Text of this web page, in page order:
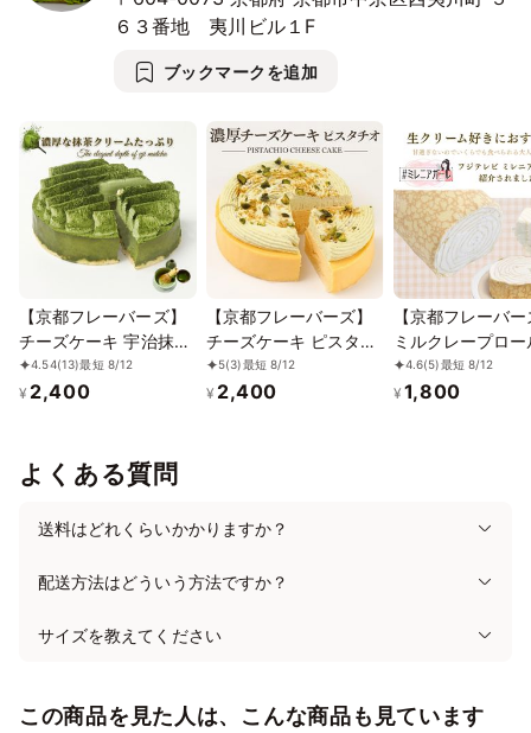
６３番地 夷川ビル１F
ブックマークを追加
【京都フレーバーズ】
チーズケーキ 宇治抹茶
誕生日プレゼント 贈り
物 お中元2026
4.54(13)最短 8/12
¥ 2,400
【京都フレーバーズ】
チーズケーキ ピスタチ
オ 誕生日プレゼント 贈
り物 お中元2026
5(3)最短 8/12
¥ 2,400
【京都フレーバ
ミルクレープロー
レーン 誕生日プ
ト 贈り物に最適 お中元
4.6(5)最短 8/12
¥ 1,800
よくある質問
送料はどれくらいかかりますか？
配送方法はどういう方法ですか？
サイズを教えてください
この商品を見た人は、こんな商品も見ています